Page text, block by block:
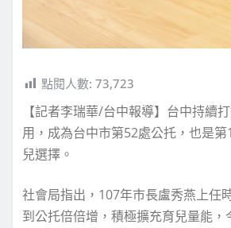
點閱人數: 73,723
【記者李瑞華/台中報導】台中持續
用，成為台中市第52處公托，也是
兒選擇。
社會局指出，107年市長盧秀燕上任
到公托倍倍增，積極擴充育兒量能